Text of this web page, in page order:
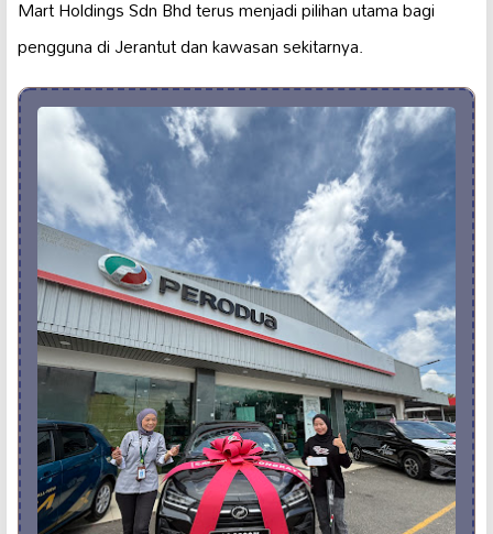
Mart Holdings Sdn Bhd terus menjadi pilihan utama bagi
pengguna di Jerantut dan kawasan sekitarnya.